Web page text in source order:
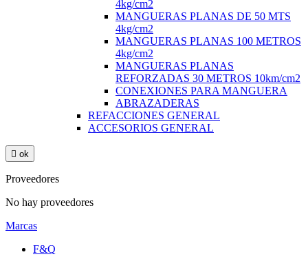
4kg/cm2
MANGUERAS PLANAS DE 50 MTS
4kg/cm2
MANGUERAS PLANAS 100 METROS
4kg/cm2
MANGUERAS PLANAS
REFORZADAS 30 METROS 10km/cm2
CONEXIONES PARA MANGUERA
ABRAZADERAS
REFACCIONES GENERAL
ACCESORIOS GENERAL
 ok
Proveedores
No hay proveedores
Marcas
F&Q